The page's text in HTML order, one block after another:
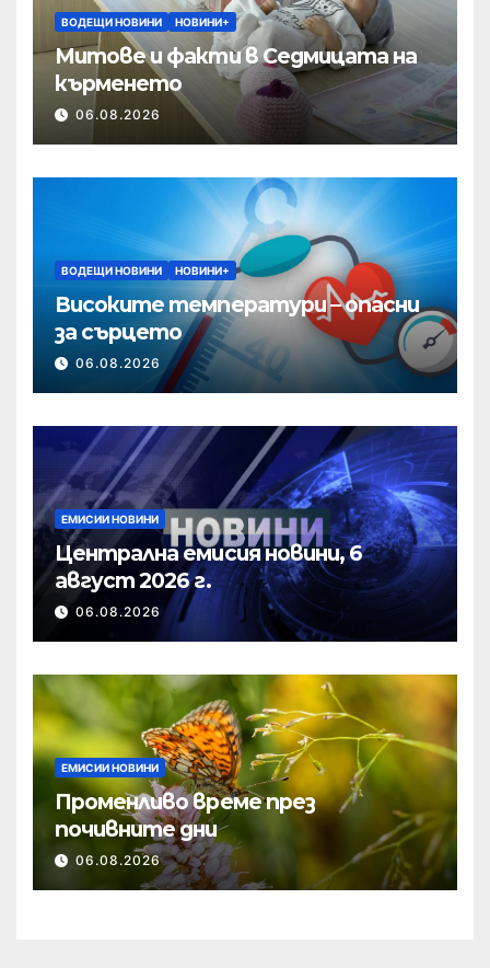
ВОДЕЩИ НОВИНИ НОВИНИ+
Митове и факти в Седмицата на
кърменето
06.08.2026
ВОДЕЩИ НОВИНИ НОВИНИ+
Високите температури – опасни
за сърцето
06.08.2026
ЕМИСИИ НОВИНИ
Централна емисия новини, 6
август 2026 г.
06.08.2026
ЕМИСИИ НОВИНИ
Променливо време през
почивните дни
06.08.2026